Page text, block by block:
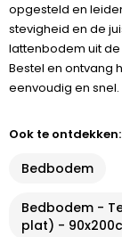
opgesteld en
stevigheid en de
lattenbodem uit
Bestel en ontvang
eenvoudig en snel.
Ook te ontdekken:
Bedbodem
Bedbodem -
plat) -